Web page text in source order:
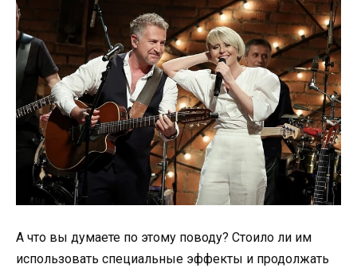
А что вы думаете по этому поводу? Стоило ли им
использовать специальные эффекты и продолжать